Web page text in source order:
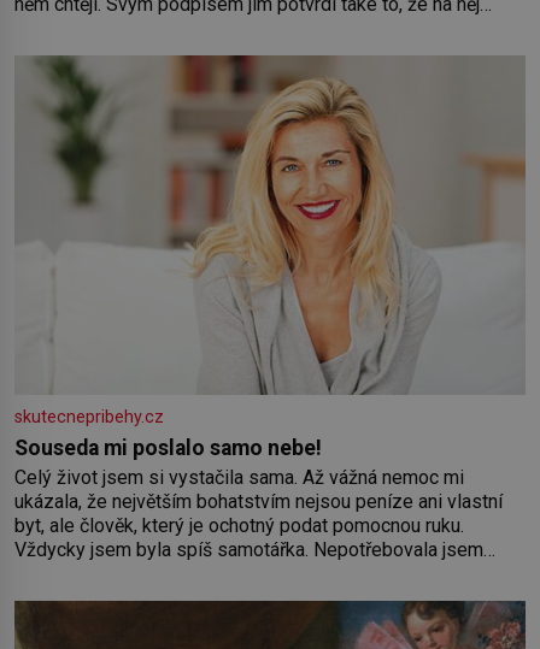
Syn brněnského řezníka chce být knězem a
skutecnepribehy.cz
Souseda mi poslalo samo nebe!
Celý život jsem si vystačila sama. Až vážná nemoc mi
ukázala, že největším bohatstvím nejsou peníze ani vlastní
byt, ale člověk, který je ochotný podat pomocnou ruku.
Vždycky jsem byla spíš samotářka. Nepotřebovala jsem
práce a hlavně klid. Hned po studiích jsem odešla z rodného